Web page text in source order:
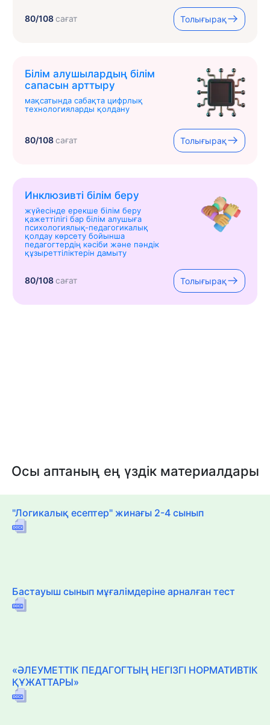
80/108сағат Толығырақ
Білім алушылардың білім
сапасын арттыру
мақсатында сабақта цифрлық
технологияларды қолдану
80/108сағат Толығырақ
Инклюзивті білім беру
жүйесінде ерекше білім беру
қажеттілігі бар білім алушыға
психологиялық-педагогикалық
қолдау көрсету бойынша
педагогтердің кәсіби және пәндік
құзыреттіліктерін дамыту
80/108сағат Толығырақ
Осы аптаның ең үздік материалдары
"Логикалық есептер" жинағы 2-4 сынып
Бастауыш сынып мұғалімдеріне арналған тест
«ӘЛЕУМЕТТІК ПЕДАГОГТЫҢ НЕГІЗГІ НОРМАТИВТІК
ҚҰЖАТТАРЫ»